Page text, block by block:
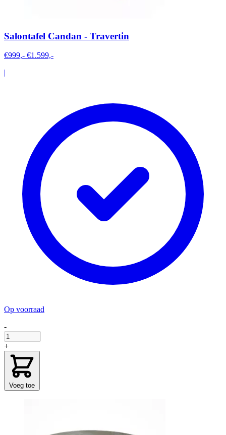
Salontafel Candan - Travertin
€999,- €1.599,-
|
Op voorraad
-
+
Voeg toe